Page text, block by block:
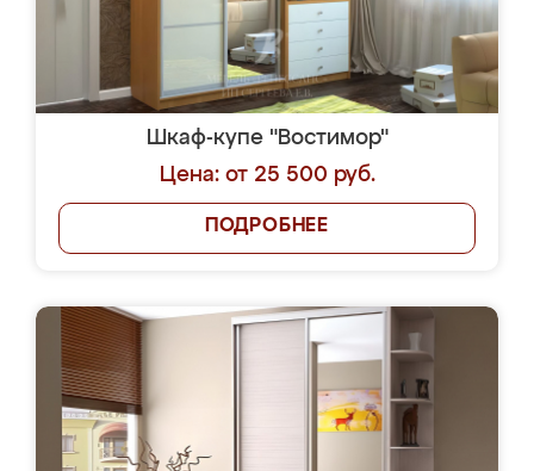
Шкаф-купе "Востимор"
Цена: от 25 500 руб.
ПОДРОБНЕЕ